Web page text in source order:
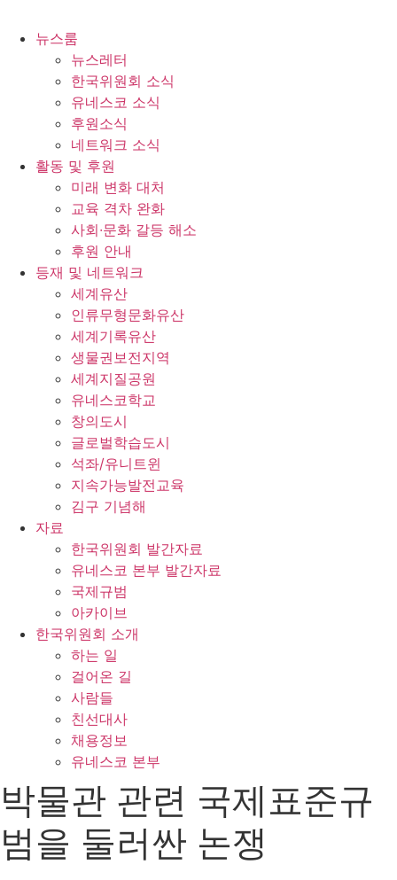
뉴스룸
뉴스레터
한국위원회 소식
유네스코 소식
후원소식
네트워크 소식
활동 및 후원
미래 변화 대처
교육 격차 완화
사회∙문화 갈등 해소
후원 안내
등재 및 네트워크
세계유산
인류무형문화유산
세계기록유산
생물권보전지역
세계지질공원
유네스코학교
창의도시
글로벌학습도시
석좌/유니트윈
지속가능발전교육
김구 기념해
자료
한국위원회 발간자료
유네스코 본부 발간자료
국제규범
아카이브
한국위원회 소개
하는 일
걸어온 길
사람들
친선대사
채용정보
유네스코 본부
박물관 관련 국제표준규
범을 둘러싼 논쟁